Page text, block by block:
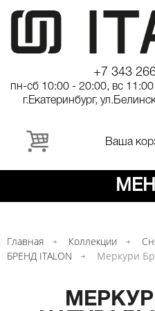
+7 343
пн-сб 10:00 - 20:00, вс
г.Екатеринбург,
Ваша
Главная Коллекции
БРЕНД ITALON
Меркури